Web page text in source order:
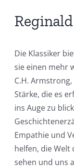
Die Klassiker
sie einen mehr
C.H.
Stärke, die es
ins Auge zu
Empathie und
helfen, die Welt
sehen und uns